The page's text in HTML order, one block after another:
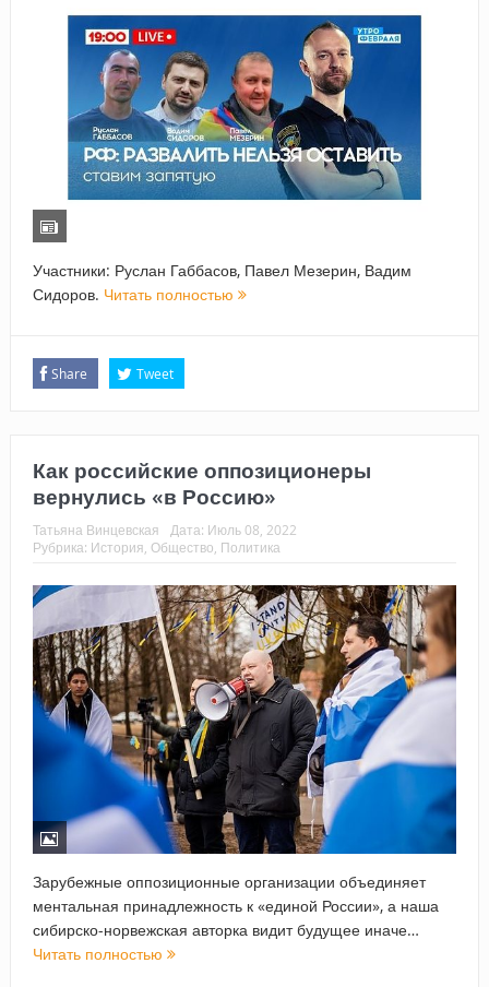
Участники: Руслан Габбасов, Павел Мезерин, Вадим
Сидоров. Читать полностью
Share Tweet
Как российские оппозиционеры
вернулись «в Россию»
Татьяна Винцевская Дата: Июль 08, 2022
Рубрика: История, Общество, Политика
Зарубежные оппозиционные организации объединяет
ментальная принадлежность к «единой России», а наша
сибирско-норвежская авторка видит будущее иначе…
Читать полностью